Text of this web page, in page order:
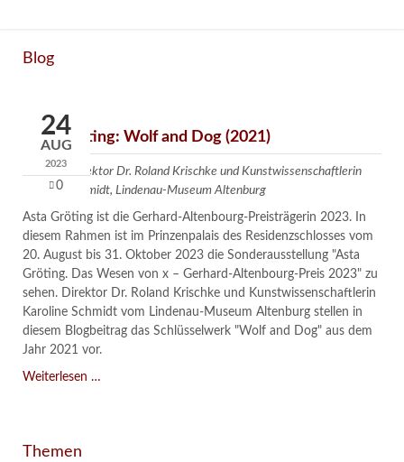
Blog
24
AUG
2023
0
Asta Gröting: Wolf and Dog (2021)
Text von Direktor Dr. Roland Krischke und Kunstwissenschaftlerin
Karoline Schmidt, Lindenau-Museum Altenburg
Asta Gröting ist die Gerhard-Altenbourg-Preisträgerin 2023. In
diesem Rahmen ist im Prinzenpalais des Residenzschlosses vom
20. August bis 31. Oktober 2023 die Sonderausstellung "Asta
Gröting. Das Wesen von x – Gerhard-Altenbourg-Preis 2023" zu
sehen. Direktor Dr. Roland Krischke und Kunstwissenschaftlerin
Karoline Schmidt vom Lindenau-Museum Altenburg stellen in
diesem Blogbeitrag das Schlüsselwerk "Wolf and Dog" aus dem
Jahr 2021 vor.
Weiterlesen …
Themen